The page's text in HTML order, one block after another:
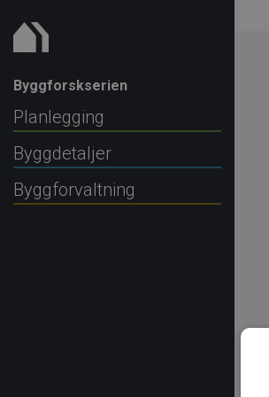
Byggforskserien
Planlegging
Byggdetaljer
Byggforvaltning